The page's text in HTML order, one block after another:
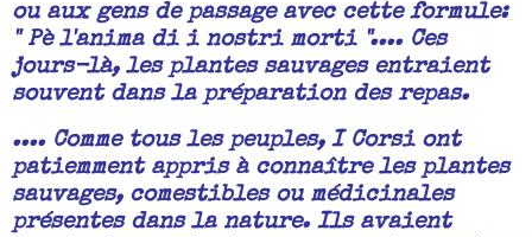
ou aux gens de passage avec cette formule:
" Pè l'anima di i nostri morti ".... Ces
jours-là, les plantes sauvages entraient
souvent dans la préparation des repas.
.... Comme tous les peuples, I Corsi ont
patiemment appris à connaître les plantes
sauvages, comestibles ou médicinales
présentes dans la nature. Ils avaient